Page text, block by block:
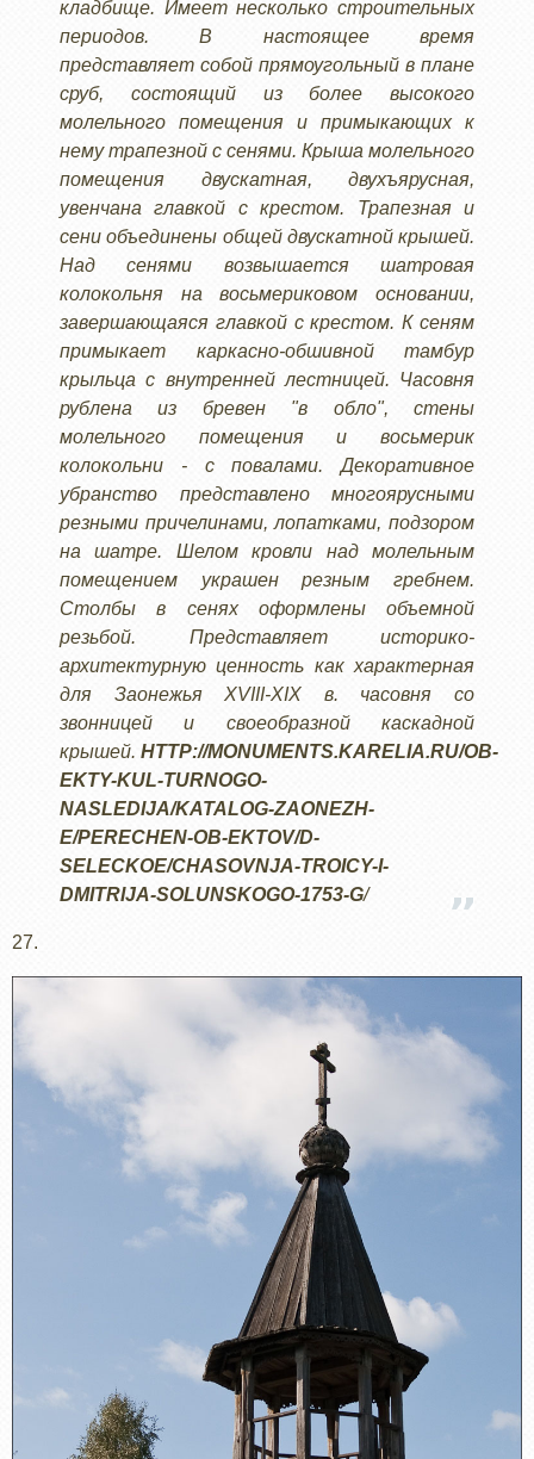
кладбище. Имеет несколько строительных
периодов. В настоящее время
представляет собой прямоугольный в плане
сруб, состоящий из более высокого
молельного помещения и примыкающих к
нему трапезной с сенями. Крыша молельного
помещения двускатная, двухъярусная,
увенчана главкой с крестом. Трапезная и
сени объединены общей двускатной крышей.
Над сенями возвышается шатровая
колокольня на восьмериковом основании,
завершающаяся главкой с крестом. К сеням
примыкает каркасно-обшивной тамбур
крыльца с внутренней лестницей. Часовня
рублена из бревен "в обло", стены
молельного помещения и восьмерик
колокольни - с повалами. Декоративное
убранство представлено многоярусными
резными причелинами, лопатками, подзором
на шатре. Шелом кровли над молельным
помещением украшен резным гребнем.
Столбы в сенях оформлены объемной
резьбой. Представляет историко-
архитектурную ценность как характерная
для Заонежья XVIII-XIX в. часовня со
звонницей и своеобразной каскадной
крышей. HTTP://MONUMENTS.KARELIA.RU/OB-
EKTY-KUL-TURNOGO-
NASLEDIJA/KATALOG-ZAONEZH-
E/PERECHEN-OB-EKTOV/D-
SELECKOE/CHASOVNJA-TROICY-I-
DMITRIJA-SOLUNSKOGO-1753-G/
27.